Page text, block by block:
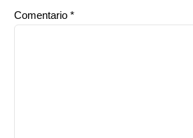
Comentario *